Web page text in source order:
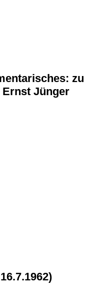
zu
Jünger